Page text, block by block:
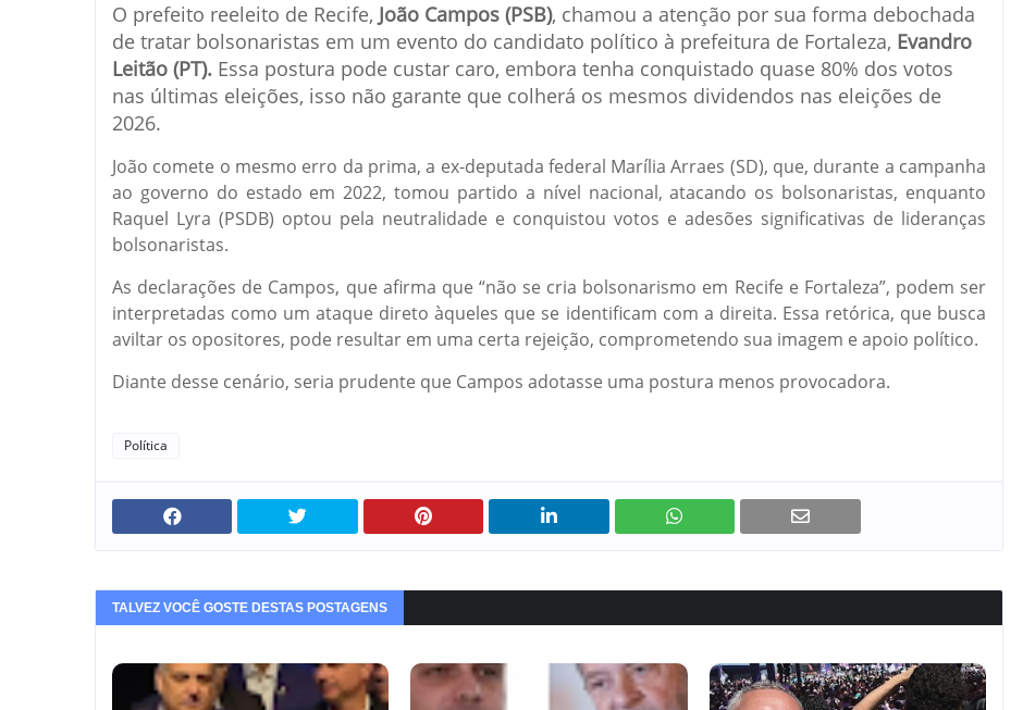
O prefeito reeleito de Recife, João Campos (PSB), chamou a atenção por sua forma debochada
de tratar bolsonaristas em um evento do candidato político à prefeitura de Fortaleza, Evandro
Leitão (PT). Essa postura pode custar caro, embora tenha conquistado quase 80% dos votos
nas últimas eleições, isso não garante que colherá os mesmos dividendos nas eleições de
2026.
João comete o mesmo erro da prima, a ex-deputada federal Marília Arraes (SD), que, durante a campanha
ao governo do estado em 2022, tomou partido a nível nacional, atacando os bolsonaristas, enquanto
Raquel Lyra (PSDB) optou pela neutralidade e conquistou votos e adesões significativas de lideranças
bolsonaristas.
As declarações de Campos, que afirma que “não se cria bolsonarismo em Recife e Fortaleza”, podem ser
interpretadas como um ataque direto àqueles que se identificam com a direita. Essa retórica, que busca
aviltar os opositores, pode resultar em uma certa rejeição, comprometendo sua imagem e apoio político.
Diante desse cenário, seria prudente que Campos adotasse uma postura menos provocadora.
Política
TALVEZ VOCÊ GOSTE DESTAS POSTAGENS